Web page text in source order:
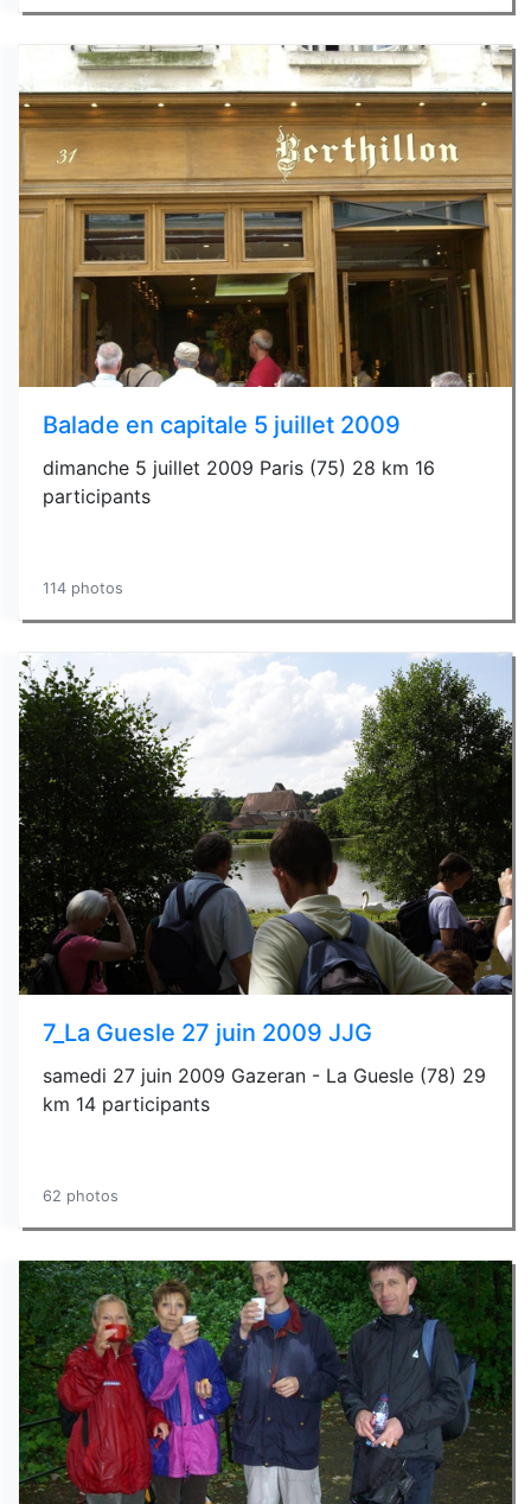
Balade en capitale 5 juillet 2009
dimanche 5 juillet 2009 Paris (75) 28 km 16
participants
114 photos
7_La Guesle 27 juin 2009 JJG
samedi 27 juin 2009 Gazeran - La Guesle (78) 29
km 14 participants
62 photos